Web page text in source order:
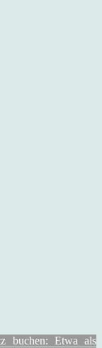
buchen: Etwa als